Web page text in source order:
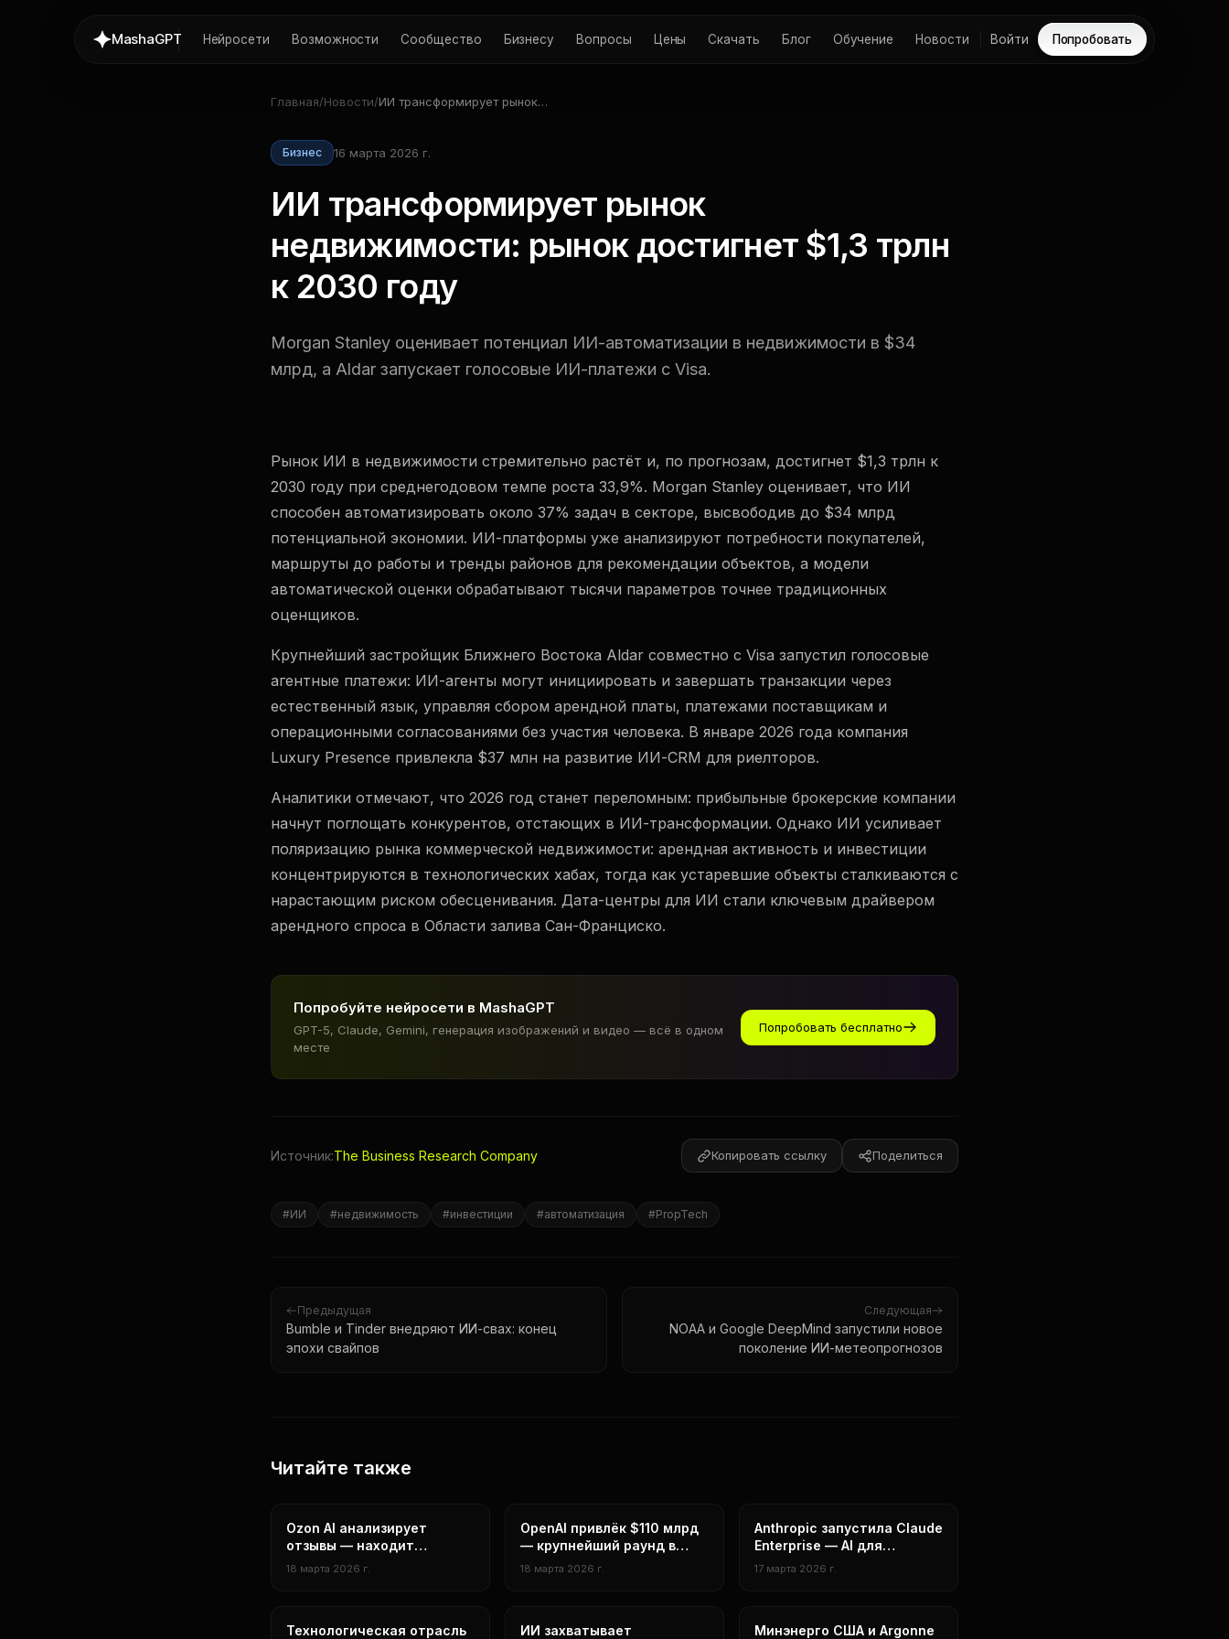
MashaGPT Нейросети Возможности Сообщество Бизнесу Вопросы Цены Скачать Блог Обучение Новости Войти Попробовать
Главная/Новости/ИИ трансформирует рынок
году
Бизнес 16 марта 2026 г.
ИИ трансформирует рынок
недвижимости: рынок достигнет $1,3 трлн
к 2030 году
Morgan Stanley оценивает потенциал ИИ-автоматизации в недвижимости в $34
млрд, а Aldar запускает голосовые ИИ-платежи с Visa.
Рынок ИИ в недвижимости стремительно растёт и, по прогнозам, достигнет $1,3 трлн к
2030 году при среднегодовом темпе роста 33,9%. Morgan Stanley оценивает, что ИИ
способен автоматизировать около 37% задач в секторе, высвободив до $34 млрд
потенциальной экономии. ИИ-платформы уже анализируют потребности покупателей,
маршруты до работы и тренды районов для рекомендации объектов, а модели
автоматической оценки обрабатывают тысячи параметров точнее традиционных
оценщиков.
Крупнейший застройщик Ближнего Востока Aldar совместно с Visa запустил голосовые
агентные платежи: ИИ-агенты могут инициировать и завершать транзакции через
естественный язык, управляя сбором арендной платы, платежами поставщикам и
операционными согласованиями без участия человека. В январе 2026 года компания
Luxury Presence привлекла $37 млн на развитие ИИ-CRM для риелторов.
Аналитики отмечают, что 2026 год станет переломным: прибыльные брокерские компании
начнут поглощать конкурентов, отстающих в ИИ-трансформации. Однако ИИ усиливает
поляризацию рынка коммерческой недвижимости: арендная активность и инвестиции
концентрируются в технологических хабах, тогда как устаревшие объекты сталкиваются с
нарастающим риском обесценивания. Дата-центры для ИИ стали ключевым драйвером
арендного спроса в Области залива Сан-Франциско.
Попробуйте нейросети в MashaGPT
GPT-5, Claude, Gemini, генерация изображений и видео — всё в одном
месте
Попробовать бесплатно
Источник:The Business Research Company Копировать ссылку Поделиться
#ИИ #недвижимость #инвестиции #автоматизация #PropTech
Предыдущая
Bumble и Tinder внедряют ИИ-свах: конец
эпохи свайпов
Следующая
NOAA и Google DeepMind запустили новое
поколение ИИ-метеопрогнозов
Читайте также
бизнес
Ozon AI анализирует
отзывы — находит
проблемы товаров
18 марта 2026 г.
бизнес
OpenAI привлёк $110 млрд
— крупнейший раунд в
истории tech
18 марта 2026 г.
Бизнес
Anthropic запустила Claude
Enterprise — AI для
корпоративного рынка
17 марта 2026 г.
нейросети
Технологическая отрасль
нейросети
ИИ захватывает
нейросети
Минэнерго США и Argonne